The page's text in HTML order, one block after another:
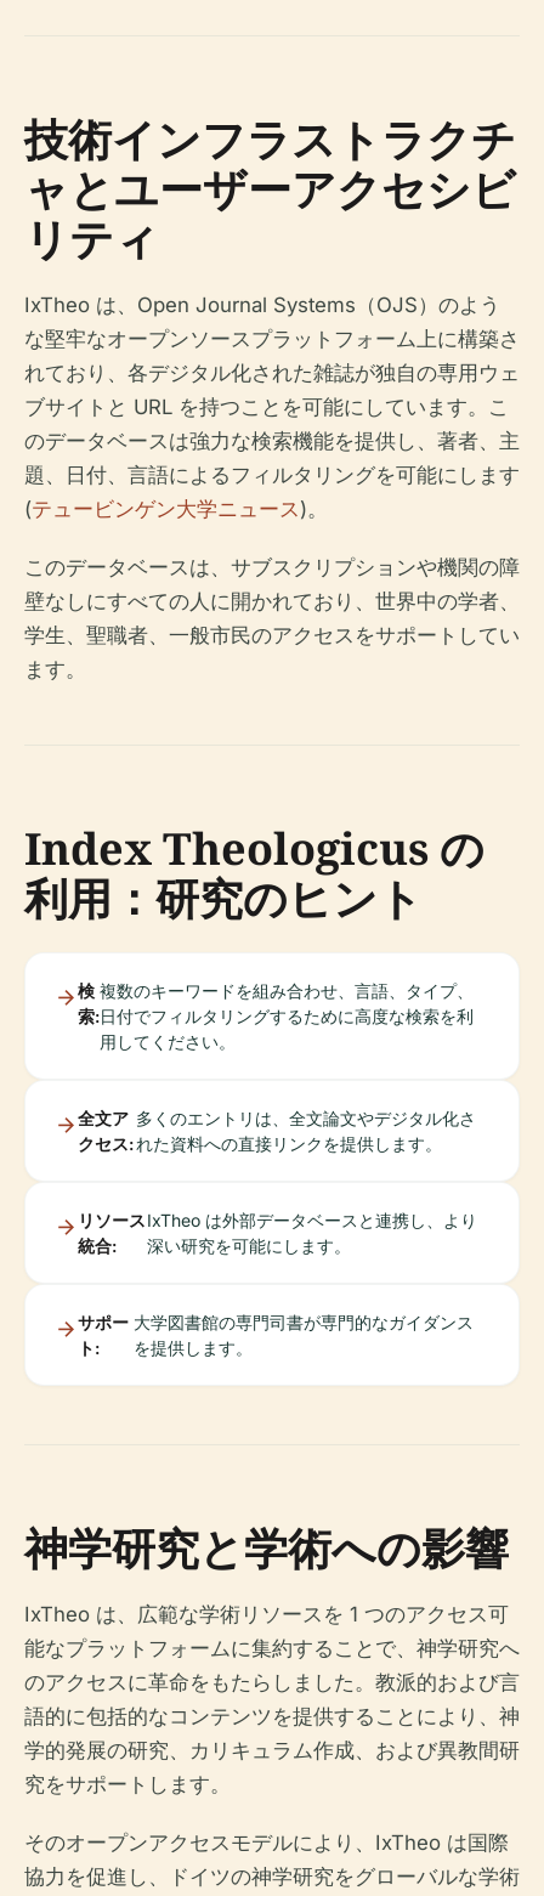
技術インフラストラクチ
ャとユーザーアクセシビ
リティ
IxTheo は、Open Journal Systems（OJS）のよう
な堅牢なオープンソースプラットフォーム上に構築さ
れており、各デジタル化された雑誌が独自の専用ウェ
ブサイトと URL を持つことを可能にしています。こ
のデータベースは強力な検索機能を提供し、著者、主
題、日付、言語によるフィルタリングを可能にします
(テュービンゲン大学ニュース )。
このデータベースは、サブスクリプションや機関の障
壁なしにすべての人に開かれており、世界中の学者、
学生、聖職者、一般市民のアクセスをサポートしてい
ます。
Index Theologicus の
利用：研究のヒント
検
索:
複数のキーワードを組み合わせ、言語、タイプ、
日付でフィルタリングするために高度な検索を利
用してください。
全文ア
クセス:
多くのエントリは、全文論文やデジタル化さ
れた資料への直接リンクを提供します。
リソース
統合:
IxTheo は外部データベースと連携し、より
深い研究を可能にします。
サポー
ト:
大学図書館の専門司書が専門的なガイダンス
を提供します。
神学研究と学術への影響
IxTheo は、広範な学術リソースを 1 つのアクセス可
能なプラットフォームに集約することで、神学研究へ
のアクセスに革命をもたらしました。教派的および言
語的に包括的なコンテンツを提供することにより、神
学的発展の研究、カリキュラム作成、および異教間研
究をサポートします。
そのオープンアクセスモデルにより、IxTheo は国際
協力を促進し、ドイツの神学研究をグローバルな学術